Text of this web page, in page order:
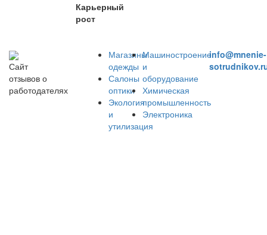
Карьерный
рост
Сайт
отзывов о
работодателях
Магазины
одежды
Салоны
оптики
Экология
и
утилизация
Машиностроение
и
оборудование
Химическая
промышленность
Электроника
info@mnenie-